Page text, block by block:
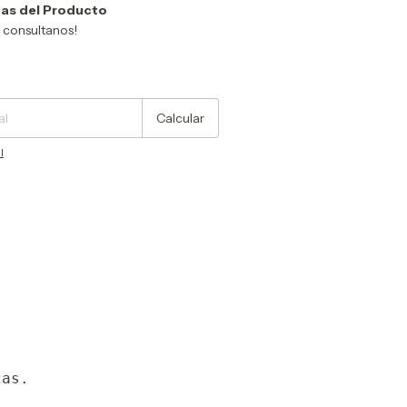
del Producto
Calcular